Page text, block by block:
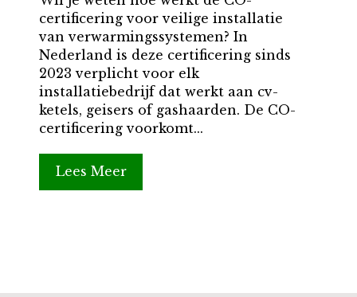
certificering voor veilige installatie
van verwarmingssystemen? In
Nederland is deze certificering sinds
2023 verplicht voor elk
installatiebedrijf dat werkt aan cv-
ketels, geisers of gashaarden. De CO-
certificering voorkomt...
Lees Meer